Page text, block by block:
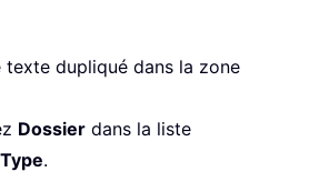
texte dupliqué dans la zone
Dossier dans la liste
Type.